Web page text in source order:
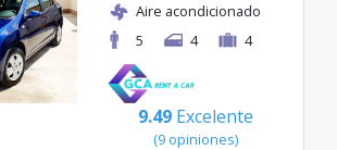
Aire acondicionado
5
4 4
9.49 Excelente
(9 opiniones)